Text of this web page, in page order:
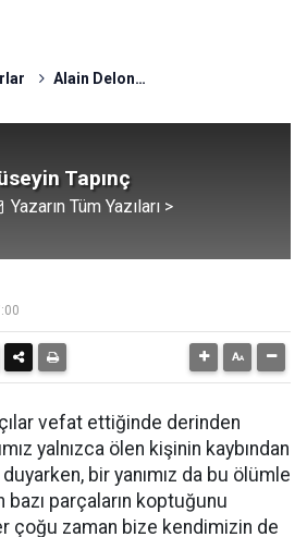
Alain Delon…
Tapınç
Yazarın Tüm Yazıları >
vefat ettiğinde derinden
yalnızca ölen kişinin kaybından
bir yanımız da bu ölümle
parçaların koptuğunu
çoğu zaman bize kendimizin de